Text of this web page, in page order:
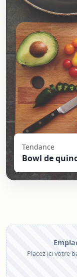
Tendance
Bowl de
Placez ici votre